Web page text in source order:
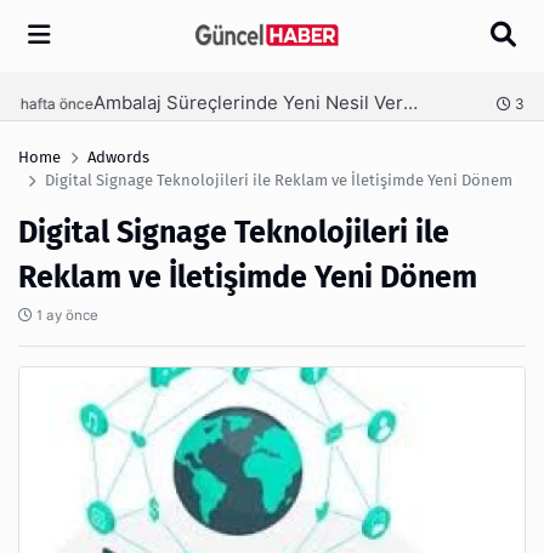
Arama
Ambalaj Süreçlerinde Yeni Nesil Verimliliği Olimpack ile Yakalayın 3 hafta önce
Home
Adwords
Digital Signage Teknolojileri ile Reklam ve İletişimde Yeni Dönem
Digital Signage Teknolojileri ile
Reklam ve İletişimde Yeni Dönem
1 ay önce